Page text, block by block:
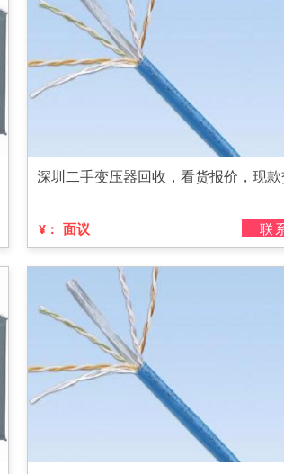
深圳二手变压器回收，看货报价，现
¥： 面议 联